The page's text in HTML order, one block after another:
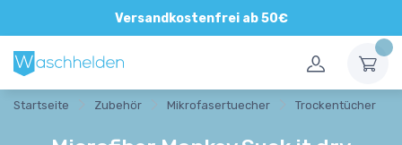
Versandkostenfrei ab 50€
Startseite Zubehör Mikrofasertuecher Trockentücher